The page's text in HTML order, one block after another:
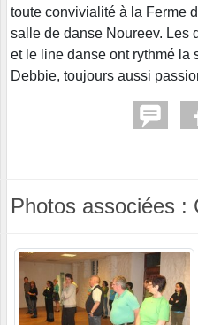
toute convivialité à la Ferme
salle de danse Noureev. Les
et le line danse ont rythmé la
Debbie, toujours aussi
Photos associées :